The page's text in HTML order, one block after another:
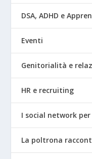
DSA, ADHD e
Eventi
Genitorialità e
HR e recruiting
I social network
La poltrona